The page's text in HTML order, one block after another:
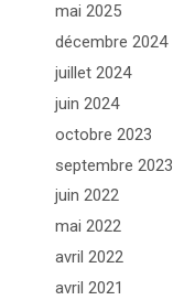
mai 2025
décembre 2024
juillet 2024
juin 2024
octobre 2023
septembre 2023
juin 2022
mai 2022
avril 2022
avril 2021